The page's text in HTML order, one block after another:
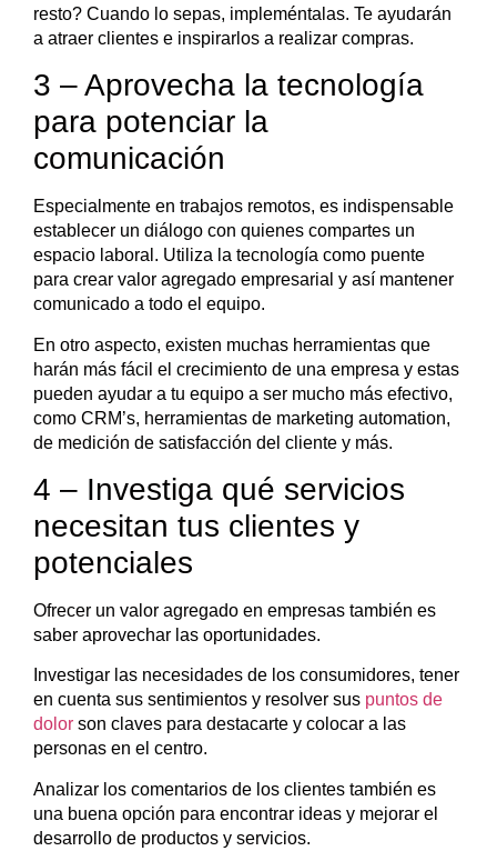
resto? Cuando lo sepas, impleméntalas. Te ayudarán
a atraer clientes e inspirarlos a realizar compras.
3 – Aprovecha la tecnología
para potenciar la
comunicación
Especialmente en trabajos remotos, es indispensable
establecer un diálogo con quienes compartes un
espacio laboral. Utiliza la tecnología como puente
para crear valor agregado empresarial y así mantener
comunicado a todo el equipo.
En otro aspecto, existen muchas herramientas que
harán más fácil el crecimiento de una empresa y estas
pueden ayudar a tu equipo a ser mucho más efectivo,
como CRM’s, herramientas de marketing automation,
de medición de satisfacción del cliente y más.
4 – Investiga qué servicios
necesitan tus clientes y
potenciales
Ofrecer un valor agregado en empresas también es
saber aprovechar las oportunidades.
Investigar las necesidades de los consumidores, tener
en cuenta sus sentimientos y resolver sus puntos de
dolor son claves para destacarte y colocar a las
personas en el centro.
Analizar los comentarios de los clientes también es
una buena opción para encontrar ideas y mejorar el
desarrollo de productos y servicios.